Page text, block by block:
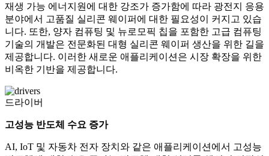
재생 가능 에너지원에 대한 강조가 증가함에 따라 광전지 응용
분야에서 고품질 실리콘 웨이퍼에 대한 필요성이 커지고 있습
니다. 또한, 양자 컴퓨팅 및 뉴로모픽 칩을 포함한 고급 컴퓨팅
기술의 개발은 전문화된 대형 실리콘 웨이퍼 생산을 위한 길을
제공합니다. 이러한 새로운 애플리케이션은 시장 확장을 위한
비옥한 기반을 제공합니다.
드라이버
고성능 반도체 수요 증가
AI, IoT 및 자동차 전자 장치와 같은 애플리케이션에서 고성능